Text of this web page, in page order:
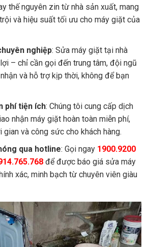
thế nguyên zin từ nhà sản xuất, mang
và hiệu suất tối ưu cho máy giặt của
nghiệp: Sửa máy giặt tại nhà
– chỉ cần gọi đến trung tâm, đội ngũ
và hỗ trợ kịp thời, không để bạn
phí tiện ích: Chúng tôi cung cấp dịch
nhận máy giặt hoàn toàn miễn phí,
và công sức cho khách hàng.
qua hotline: Gọi ngay 1900.9200
để được báo giá sửa máy
xác, minh bạch từ chuyên viên giàu